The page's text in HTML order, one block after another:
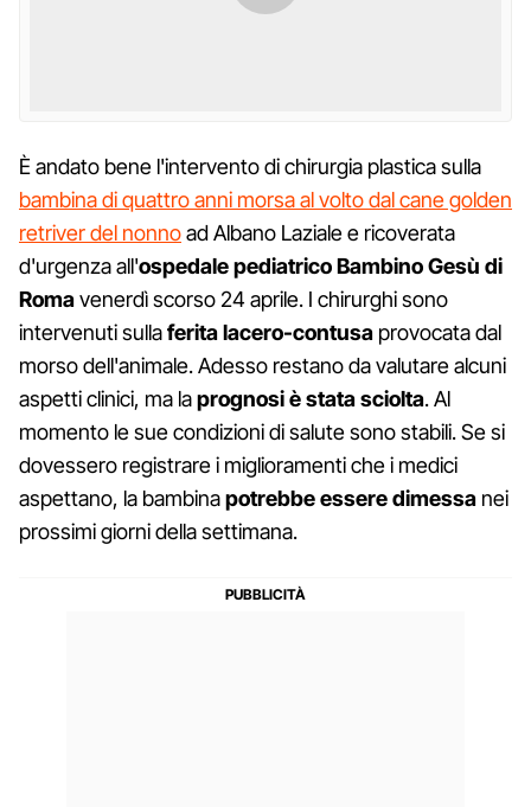
È andato bene l'intervento di chirurgia plastica sulla
bambina di quattro anni morsa al volto dal cane golden
retriver del nonnoad Albano Laziale e ricoverata
d'urgenza all'ospedale pediatrico Bambino Gesù di
Romavenerdì scorso 24 aprile. I chirurghi sono
intervenuti sullaferita lacero-contusa provocata dal
morso dell'animale. Adesso restano da valutare alcuni
aspetti clinici, ma laprognosi è stata sciolta. Al
momento le sue condizioni di salute sono stabili. Se si
dovessero registrare i miglioramenti che i medici
aspettano, la bambinapotrebbe essere dimessa nei
prossimi giorni della settimana.